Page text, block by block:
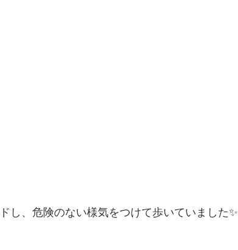
し、危険のない様気をつけて歩いていました✨